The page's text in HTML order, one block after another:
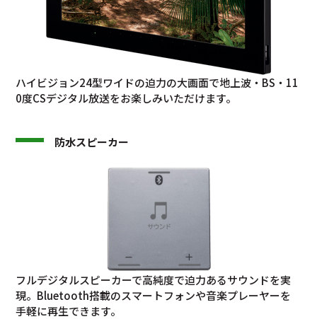
ハイビジョン24型ワイドの迫力の大画面で地上波・BS・11
0度CSデジタル放送をお楽しみいただけます。
防水スピーカー
フルデジタルスピーカーで高純度で迫力あるサウンドを実
現。Bluetooth搭載のスマートフォンや音楽プレーヤーを
手軽に再生できます。